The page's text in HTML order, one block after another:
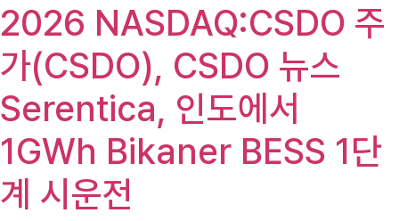
2026 NASDAQ:CSDO 주
가(CSDO), CSDO 뉴스
Serentica, 인도에서
1GWh Bikaner BESS 1단
계 시운전